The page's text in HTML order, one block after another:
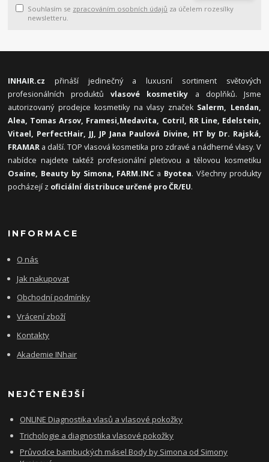
Souhlasím se zpracováním osobních údajů za účelem rozesílky
newsletteru.
INHAIR.cz přináší jedinečný a luxusní sortiment světových
profesionálních produktůvlasové kosmetiky a doplňků. Jsme
autorizovaný prodejce kosmetiky na vlasy značek Salerm, Lendan,
Alea, Tomas Arsov, Framesi,Medavita, Cotril, RR Line, Edelstein,
Vitael, PerfectHair, JJ, JP Jana Paulová Divine, HT by Dr. Rajská,
FRAMAR a další. TOP vlasová kosmetika pro zdravé a nádherné vlasy. V
nabídce najdete taktéž profesionální pleťovou a tělovou kosmetiku
Osaine, Beauty by Simona, FARM.INC a Byotea. Všechny produkty
pocházejí z oficiální distribuce určené pro ČR/EU.
INFORMACE
O nás
Jak nakupovat
Obchodní podmínky
Vrácení zboží
Kontakty
Akademie INhair
NEJČTENĚJŠÍ
ONLINE Diagnostika vlasů a vlasové pokožky
Trichologie a diagnostika vlasové pokožky
Průvodce bambuckých másel Body by Simona od Simony